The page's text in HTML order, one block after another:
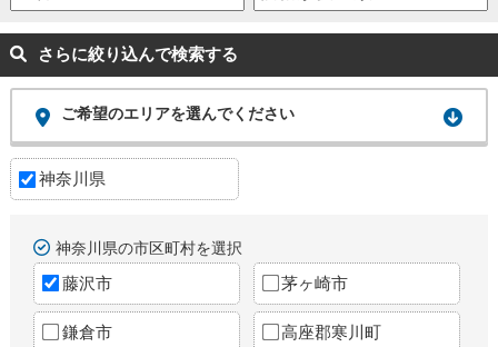
さらに絞り込んで検索する
ご希望のエリアを選んでください
神奈川県
神奈川県の市区町村を選択
藤沢市 茅ヶ崎市
鎌倉市 高座郡寒川町